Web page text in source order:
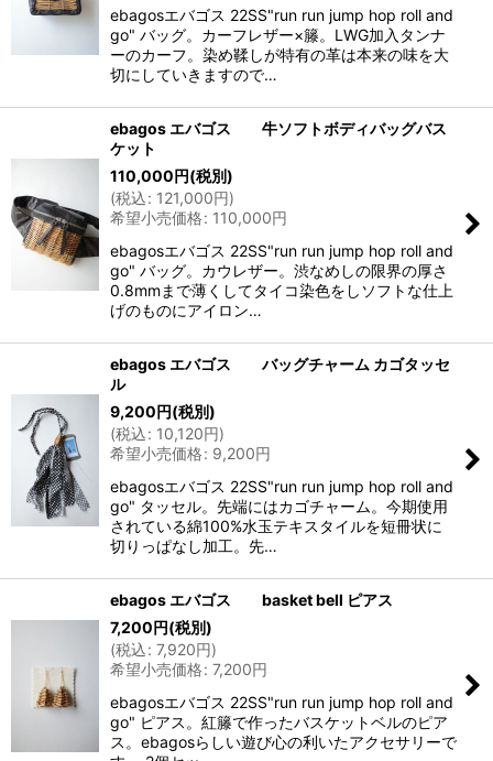
ebagosエバゴス 22SS"run run jump hop roll and
go" バッグ。カーフレザー×籐。LWG加入タンナ
ーのカーフ。染め鞣しが特有の革は本来の味を大
切にしていきますので…
ebagos エバゴス 牛ソフトボディバッグバス
ケット
110,000円(税別)
(税込: 121,000円)
希望小売価格: 110,000円
ebagosエバゴス 22SS"run run jump hop roll and
go" バッグ。カウレザー。渋なめしの限界の厚さ
0.8mmまで薄くしてタイコ染色をしソフトな仕上
げのものにアイロン…
ebagos エバゴス バッグチャーム カゴタッセ
ル
9,200円(税別)
(税込: 10,120円)
希望小売価格: 9,200円
ebagosエバゴス 22SS"run run jump hop roll and
go" タッセル。先端にはカゴチャーム。今期使用
されている綿100%水玉テキスタイルを短冊状に
切りっぱなし加工。先…
ebagos エバゴス basket bell ピアス
7,200円(税別)
(税込: 7,920円)
希望小売価格: 7,200円
ebagosエバゴス 22SS"run run jump hop roll and
go" ピアス。紅籐で作ったバスケットベルのピア
ス。ebagosらしい遊び心の利いたアクセサリーで